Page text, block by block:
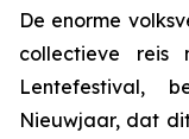
De enorme
collectieve
Lentefestival,
Nieuwjaar, dat